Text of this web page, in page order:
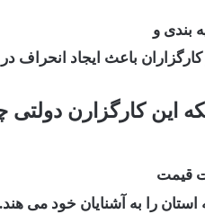
بندی و
باعث ایجاد انحراف در
این کارگزارن دولتی
قیمت